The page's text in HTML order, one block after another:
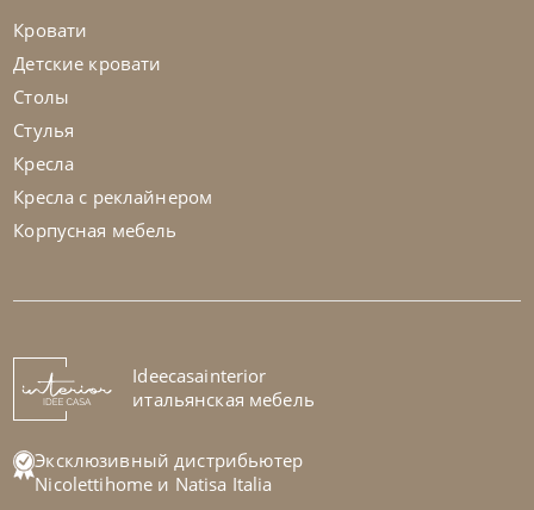
Стул Sveva
На заказ 45-90 дн
Кровати
Детские кровати
Столы
Стулья
Кресла
Кресла с реклайнером
Корпусная мебель
Ideecasainterior
итальянская мебель
Эксклюзивный дистрибьютер
Nicolettihome и Natisa Italia